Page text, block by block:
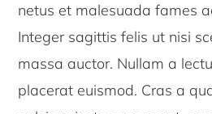
netus et malesuada fames
Integer sagittis felis ut nisi
massa auctor. Nullam a
placerat euismod. Cras a